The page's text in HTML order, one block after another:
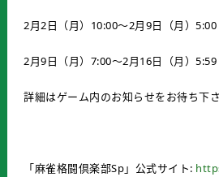
2月2日（月）10:00～2月9日（月）
2月9日（月）7:00～2月16日（月）
詳細はゲーム内のお知らせをお待ち下さ
「麻雀格闘倶楽部Sp」公式サイト: